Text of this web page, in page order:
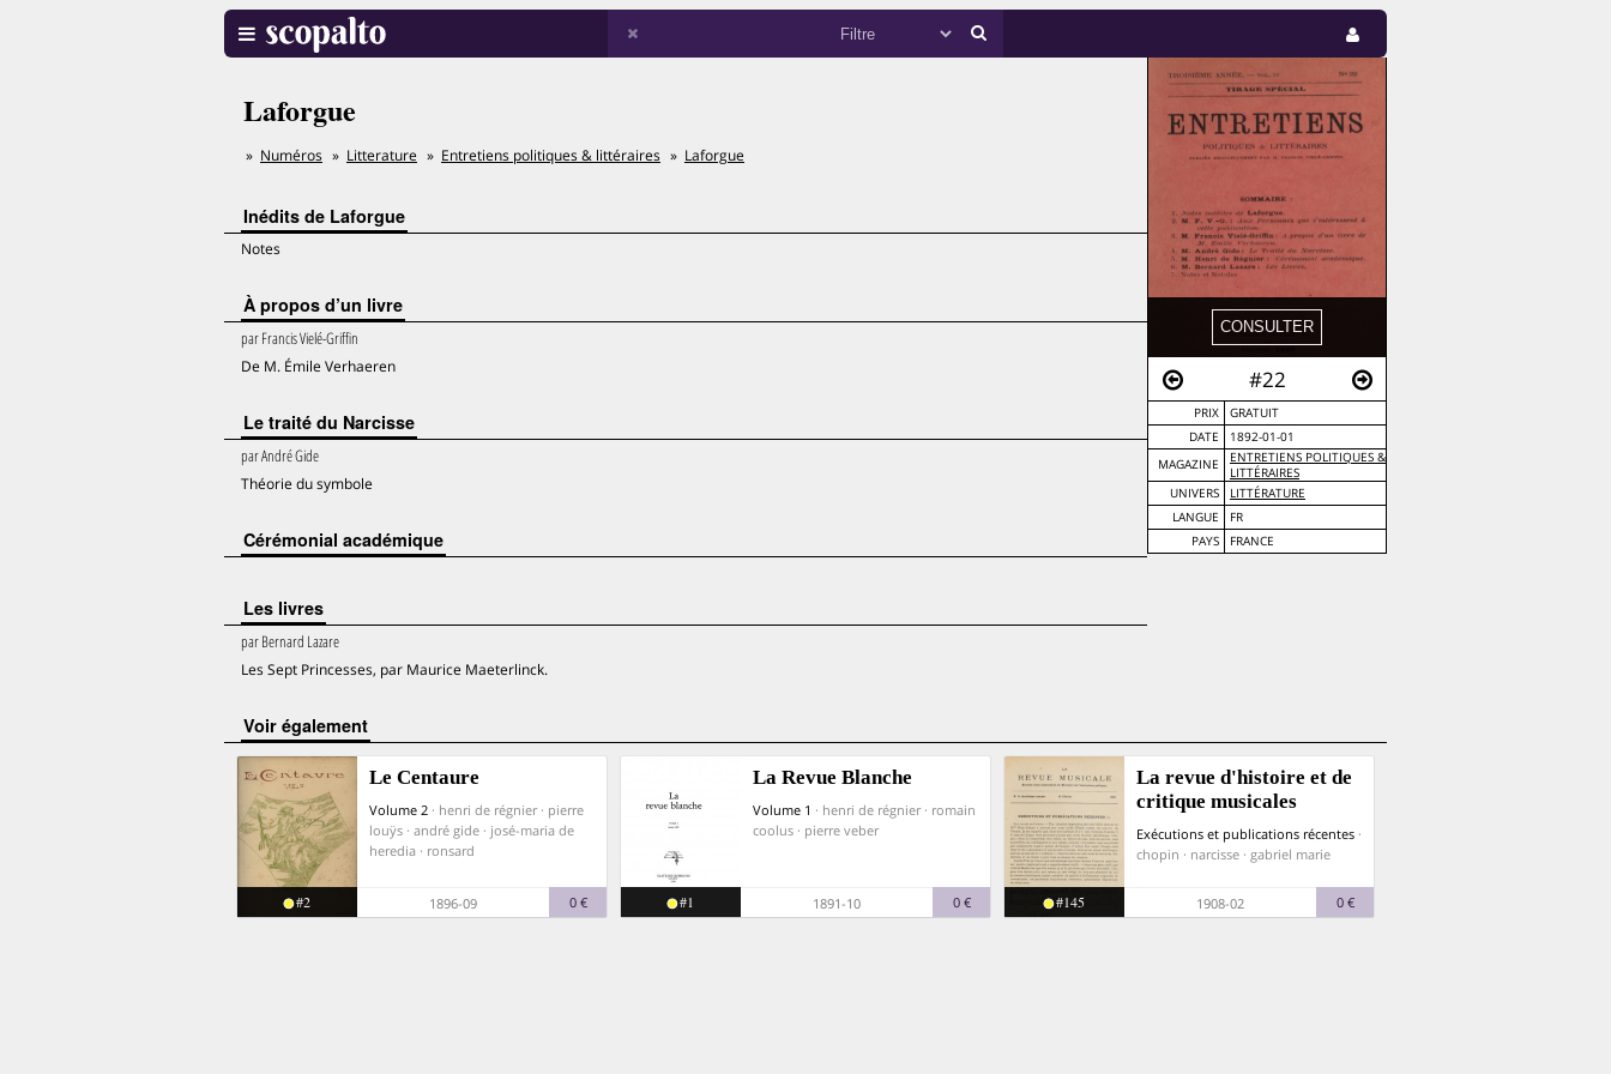
#22
PRIX
GRATUIT
DATE
1892-01-01
MAGAZINE
ENTRETIENS POLITIQUES &
LITTÉRAIRES
UNIVERS
LITTÉRATURE
LANGUE
FR
PAYS
FRANCE
Laforgue
Numéros Litterature Entretiens politiques & littéraires Laforgue
Inédits de Laforgue
Notes
À propos d’un livre
parFrancis Vielé-Griffin
De M. Émile Verhaeren
Le traité du Narcisse
parAndré Gide
Théorie du symbole
Cérémonial académique
Les livres
parBernard Lazare
Les Sept Princesses, par Maurice Maeterlinck.
voir également
Le Centaure
Volume 2 · henri de régnier · pierre
louÿs · andré gide · josé-maria de
heredia · ronsard
#2 1896-09 0 €
La Revue Blanche
Volume 1 · henri de régnier · romain
coolus · pierre veber
#1 1891-10 0 €
La revue d'histoire et de
critique musicales
Exécutions et publications récentes ·
chopin · narcisse · gabriel marie
#145 1908-02 0 €